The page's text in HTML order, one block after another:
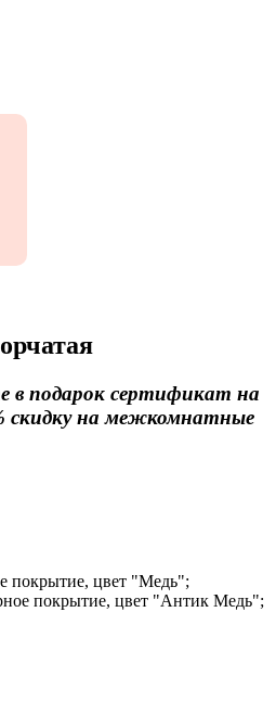
в подарок сертификат на
скидку на межкомнатные
покрытие, цвет "Медь";
покрытие, цвет "Антик Медь";